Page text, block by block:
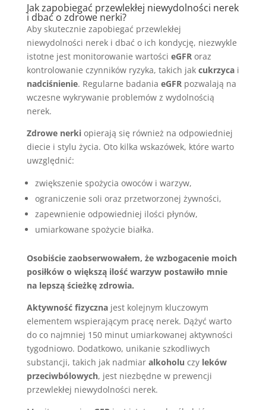
Jak zapobiegać przewlekłej niewydolności nerek
i dbać o zdrowe nerki?
Aby skutecznie zapobiegać przewlekłej
niewydolności nerek i dbać o ich kondycję, niezwykle
istotne jest monitorowanie wartości eGFRoraz
kontrolowanie czynników ryzyka, takich jak cukrzycai
nadciśnienie. Regularne badania eGFRpozwalają na
wczesne wykrywanie problemów z wydolnością
nerek.
Zdrowe nerkiopierają się również na odpowiedniej
diecie i stylu życia. Oto kilka wskazówek, które warto
uwzględnić:
zwiększenie spożycia owoców i warzyw,
ograniczenie soli oraz przetworzonej żywności,
zapewnienie odpowiedniej ilości płynów,
umiarkowane spożycie białka.
Osobiście zaobserwowałem, że wzbogacenie moich
posiłków o większą ilość warzyw postawiło mnie
na lepszą ścieżkę zdrowia.
Aktywność fizycznajest kolejnym kluczowym
elementem wspierającym pracę nerek. Dążyć warto
do co najmniej 150 minut umiarkowanej aktywności
tygodniowo. Dodatkowo, unikanie szkodliwych
substancji, takich jak nadmiar alkoholu czy leków
przeciwbólowych, jest niezbędne w prewencji
przewlekłej niewydolności nerek.